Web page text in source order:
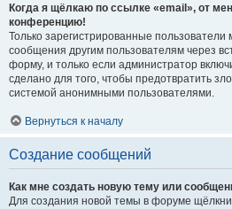
Когда я щёлкаю по ссылке «email», от
конференцию!
Только зарегистрированные пользователи
сообщения другим пользователям через
форму, и только если администратор
сделано для того, чтобы предотвратить
системой анонимными пользователями.
Вернуться к началу
Создание сообщений
Как мне создать новую тему или
Для создания новой темы в форуме